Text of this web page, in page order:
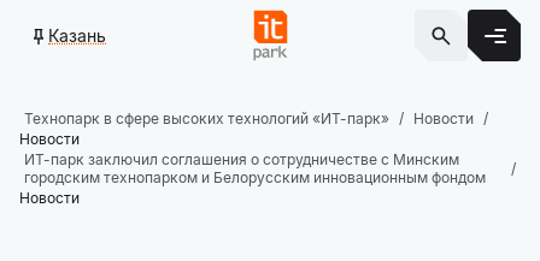
Казань
Технопарк в сфере высоких технологий «ИТ-парк»
Новости
Новости
ИТ-парк заключил соглашения о сотрудничестве с Минским
городским технопарком и Белорусским инновационным фондом
Новости